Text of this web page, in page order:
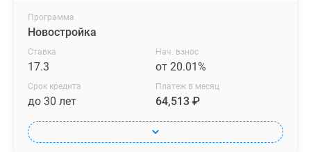
Программа
Новостройка
Ставка
17.3
Нач. взнос
от 20.01%
Срок кредита
до 30 лет
Платеж в месяц
64,513 ₽